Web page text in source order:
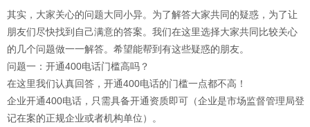
其实，大家关心的问题大同小异。为了解答大家共同的疑惑，为了让
朋友们尽快找到自己满意的答案。我们在这里选择大家共同比较关心
的几个问题做一一解答。希望能帮到有这些疑惑的朋友。
问题一：开通400电话门槛高吗？
在这里我们认真回答，开通400电话的门槛一点都不高！
企业开通400电话，只需具备开通资质即可（企业是市场监督管理局登
记在案的正规企业或者机构单位）。